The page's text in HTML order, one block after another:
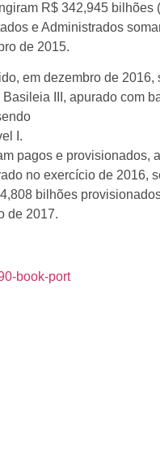
R$ 342,945 bilhões
e Administrados
de 2015.
em dezembro de
III, apurado com
I.
pagos e provisionados,
no exercício de 2016,
bilhões
de 2017.
book-port